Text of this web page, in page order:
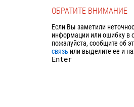
ОБРАТИТЕ ВНИМАНИЕ
Если Вы заметили
информации или ошибку в
пожалуйста, сообщите об
связь или выделите ее и
Enter